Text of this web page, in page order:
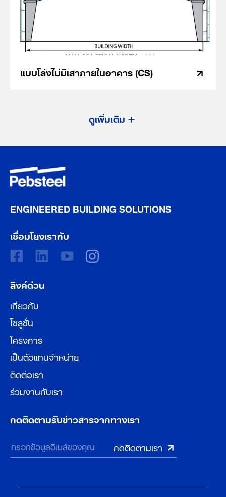
แบบโล่งไม่มีเสาภายในอาคาร (CS)
ดูเพิ่มเติม
ENGINEERED BUILDING SOLUTIONS
เชื่อมโยงเรากับ
ลิงค์ด่วน
เกี่ยวกับ
โซลูชั่น
โครงการ
เป็นตัวแทนจำหน่าย
ติดต่อเรา
ร่วมงานกับเรา
กดติดตามรับข่าวสารจากทางเรา